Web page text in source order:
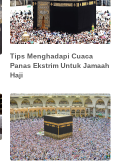
Tips Menghadapi Cuaca
Panas Ekstrim Untuk Jamaah
Haji